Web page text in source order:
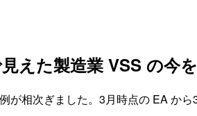
えた製造業 VSS の今
相次ぎました。3月時点の EA か